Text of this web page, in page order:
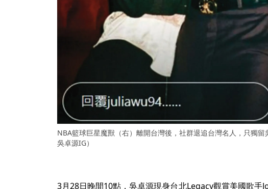
NBA籃球巨星魔獸（右）離開台灣後，社群退追台灣名人，只獨
吳卓源IG）
3月28日晚間10點，吳卓源現身台北Legacy觀賞美國歌手